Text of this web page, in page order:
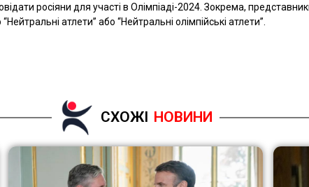
росіяни для участі в Олімпіаді-2024. Зокрема,
атлети” або “Нейтральні олімпійські атлети”.
СХОЖІ НОВИНИ